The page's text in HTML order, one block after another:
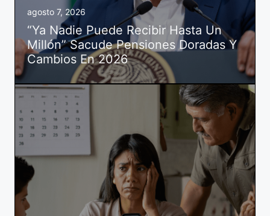
agosto 7, 2026
“Ya Nadie Puede Recibir Hasta Un
Millón” Sacude Pensiones Doradas Y
Cambios En 2026